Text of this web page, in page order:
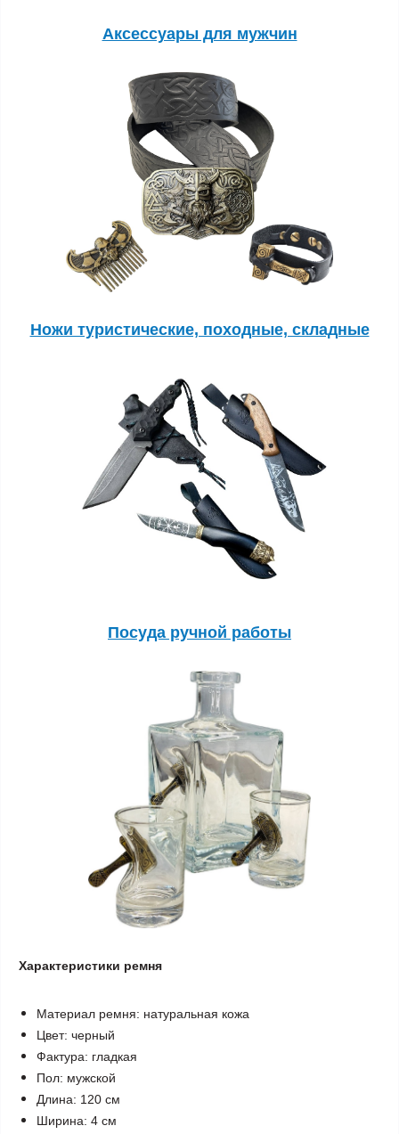
Аксессуары для мужчин
Ножи туристические, походные, складные
Посуда ручной работы
Характеристики ремня
Материал ремня: натуральная кожа
Цвет: черный
Фактура: гладкая
Пол: мужской
Длина: 120 см
Ширина: 4 см